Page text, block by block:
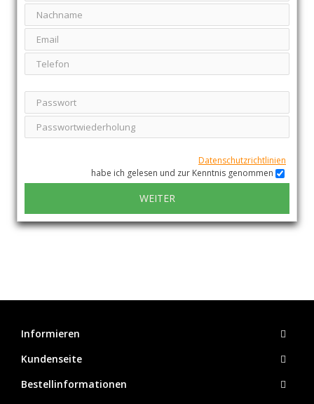
Datenschutzrichtlinien
habe ich gelesen und zur Kenntnis genommen
WEITER
Informieren
Kundenseite
Bestellinformationen